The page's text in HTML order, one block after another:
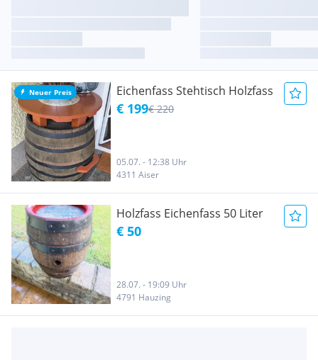
Neuer Preis Eichenfass Stehtisch Holzfass
€ 199€ 220
05.07. - 12:38 Uhr
4311 Aiser
Holzfass Eichenfass 50 Liter
€ 50
28.07. - 19:09 Uhr
4791 Hauzing